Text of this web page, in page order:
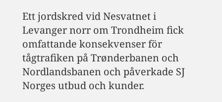
Ett jordskred vid Nesvatnet i
Levanger norr om Trondheim fick
omfattande konsekvenser för
tågtrafiken på Trønderbanen och
Nordlandsbanen och påverkade SJ
Norges utbud och kunder.